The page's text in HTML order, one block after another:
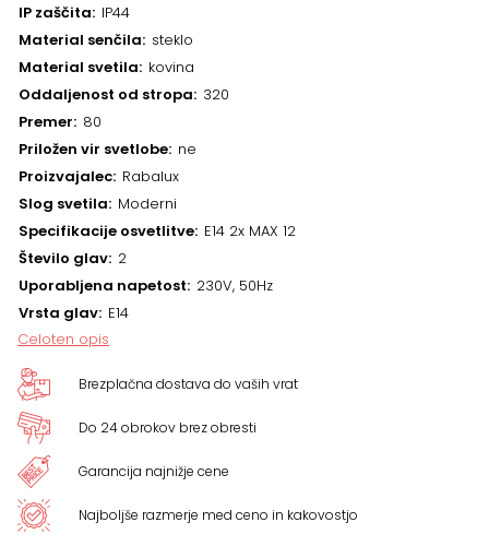
IP zaščita IP44
Material senčila steklo
Material svetila kovina
Oddaljenost od stropa 320
Premer 80
Priložen vir svetlobe ne
Proizvajalec Rabalux
Slog svetila Moderni
Specifikacije osvetlitve E14 2x MAX 12
Število glav 2
Uporabljena napetost 230V, 50Hz
Vrsta glav E14
Celoten opis
Brezplačna dostava do vaših vrat
Do 24 obrokov brez obresti
Garancija najnižje cene
Najboljše razmerje med ceno in kakovostjo